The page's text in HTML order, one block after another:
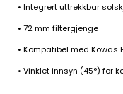
• Integrert uttrekkbar
• 72 mm filtergjenge
• Kompatibel med
• Vinklet innsyn (45°) for